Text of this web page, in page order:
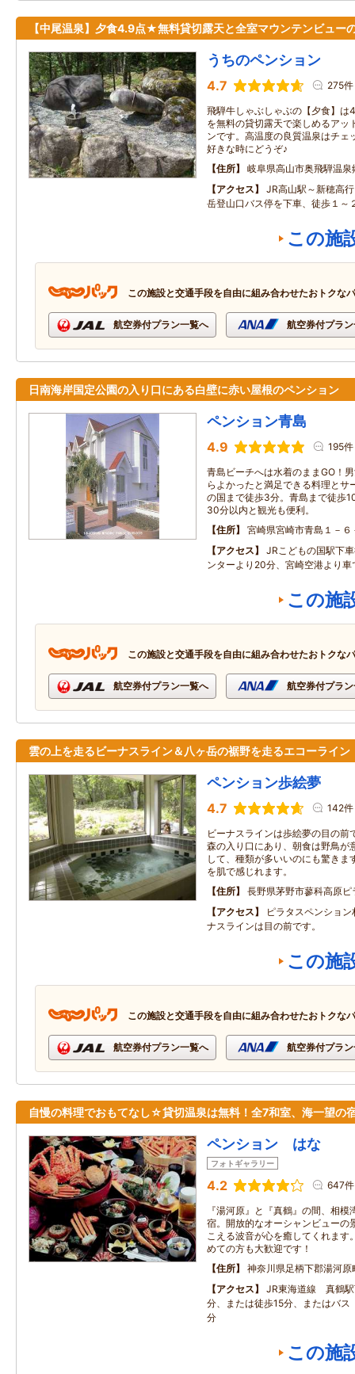
【中尾温泉】夕食4.9点★無料貸切露天と全室マウンテンビュー
うちのペンション
4.7 275件
飛騨牛しゃぶしゃぶの【夕食】
を無料の貸切露天で楽しめるアッ
ンです。高温度の良質温泉はチェ
好きな時にどうぞ♪
住所
岐阜県高山市奥飛騨温泉
アクセス
JR高山駅～新穂高
岳登山口バス停を下車、徒歩１～
この施
この施設と交通手段を自由に組み合わせたおトクな
航空券付プラン一覧へ 航空券付プラ
日南海岸国定公園の入り口にある白壁に赤い屋根のペンション
ペンション青島
4.9 195件
青島ビーチへは水着のままGO！
らよかったと満足できる料理とサ
の国まで徒歩3分。青島まで徒歩
30分以内と観光も便利。
住所
宮崎県宮崎市青島１－６
アクセス
JRこどもの国駅下
ンターより20分、宮崎空港より車
この施
この施設と交通手段を自由に組み合わせたおトクな
航空券付プラン一覧へ 航空券付プラ
雲の上を走るビーナスライン＆八ヶ岳の裾野を走るエコーライ
ペンション歩絵夢
4.7 142件
ビーナスラインは歩絵夢の目の
森の入り口にあり、朝食は野鳥が
して、種類が多いいのにも驚きま
を肌で感じれます。
住所
長野県茅野市蓼科高原ピ
アクセス
ピラタスペンショ
ナスラインは目の前です。
この施
この施設と交通手段を自由に組み合わせたおトクな
航空券付プラン一覧へ 航空券付プラ
自慢の料理でおもてなし☆貸切温泉は無料！全7和室、海一望の
ペンション はな
フォトギャラリー
4.2 647件
『湯河原』と『真鶴』の間、相
宿。開放的なオーシャンビューの
こえる波音が心を癒してくれます
めての方も大歓迎です！
住所
神奈川県足柄下郡湯河
アクセス
JR東海道線 真鶴
分、または徒歩15分、またはバス
分
この施